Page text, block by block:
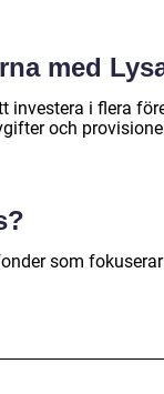
med
investera i flera
och
som